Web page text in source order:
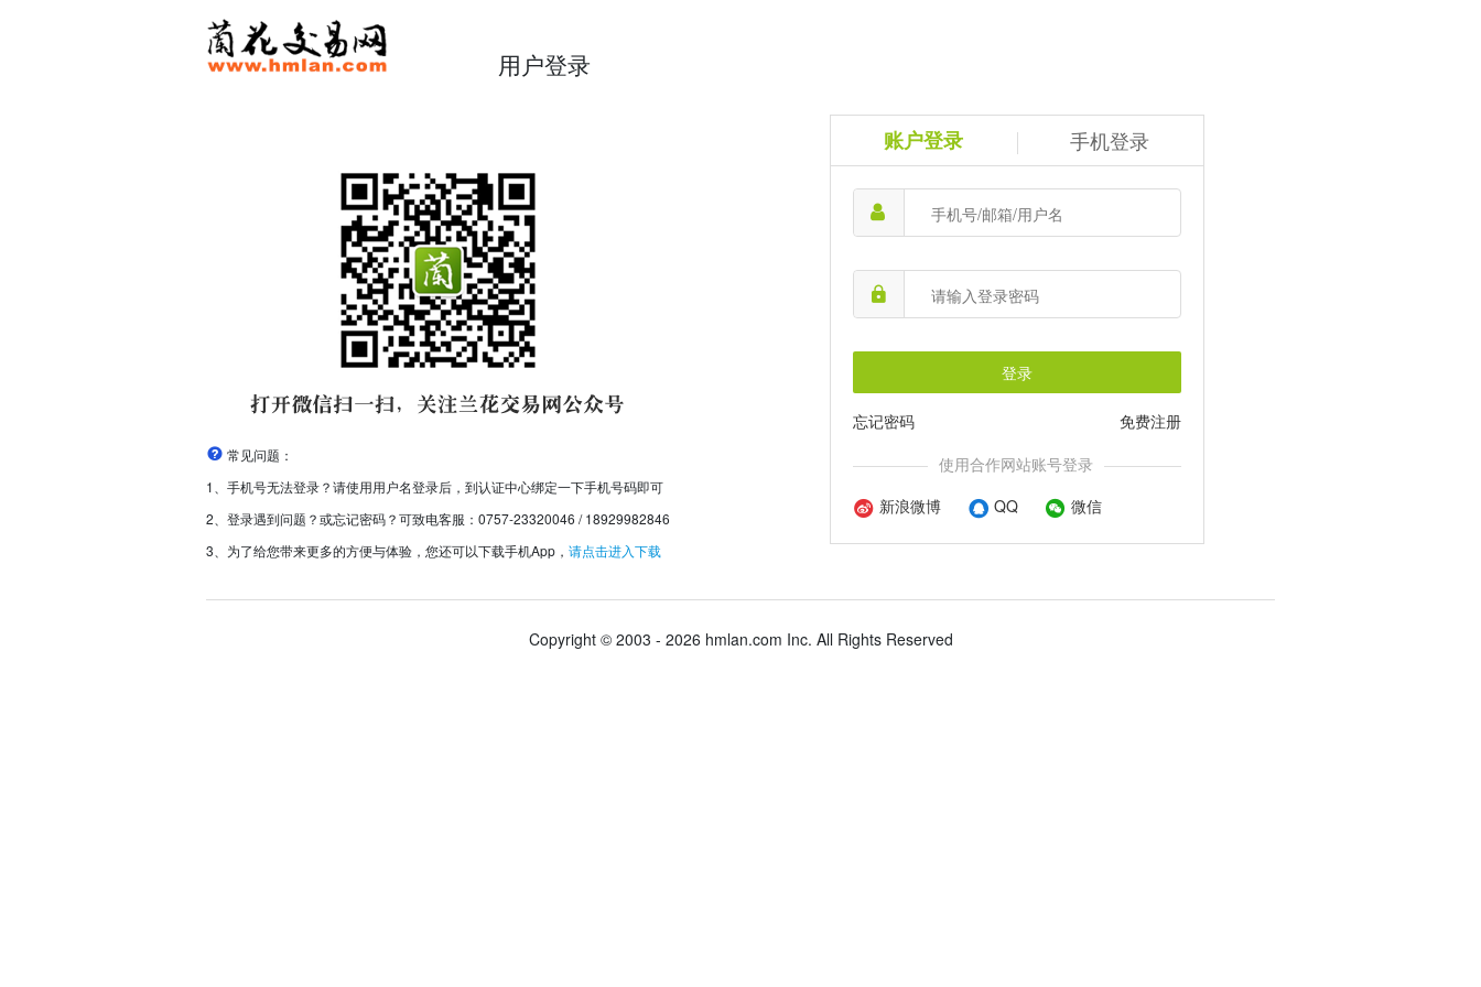
用户登录
常见问题：
1、手机号无法登录？请使用用户名登录后，到认证中心绑定一下手机号码即可
2、登录遇到问题？或忘记密码？可致电客服：0757-23320046 / 18929982846
3、为了给您带来更多的方便与体验，您还可以下载手机App， 请点击进入下载
账户登录 手机登录
登录
免费注册
忘记密码
使用合作网站账号登录
新浪微博
QQ 微信
Copyright © 2003 - 2026 hmlan.com Inc. All Rights Reserved